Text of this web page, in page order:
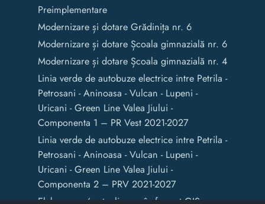
Preimplementare
Modernizare și dotare Grădinița nr. 6
Modernizare și dotare Școala gimnazială nr. 6
Modernizare și dotare Școala gimnazială nr. 4
Linia verde de autobuze electrice intre Petrila -
Petrosani - Aninoasa - Vulcan - Lupeni -
Uricani - Green Line Valea Jiului -
Componenta 1 – PR Vest 2021-2027
Linia verde de autobuze electrice intre Petrila -
Petrosani - Aninoasa - Vulcan - Lupeni -
Uricani - Green Line Valea Jiului -
Componenta 2 – PRV 2021-2027
Elaborarea / actualizarea în format GIS a